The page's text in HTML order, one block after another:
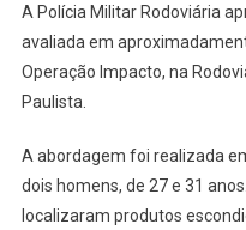
A Polícia Militar Rodoviária
avaliada em
Operação Impacto, na
Paulista.
A abordagem foi realizada
dois homens, de 27 e 31
localizaram produtos